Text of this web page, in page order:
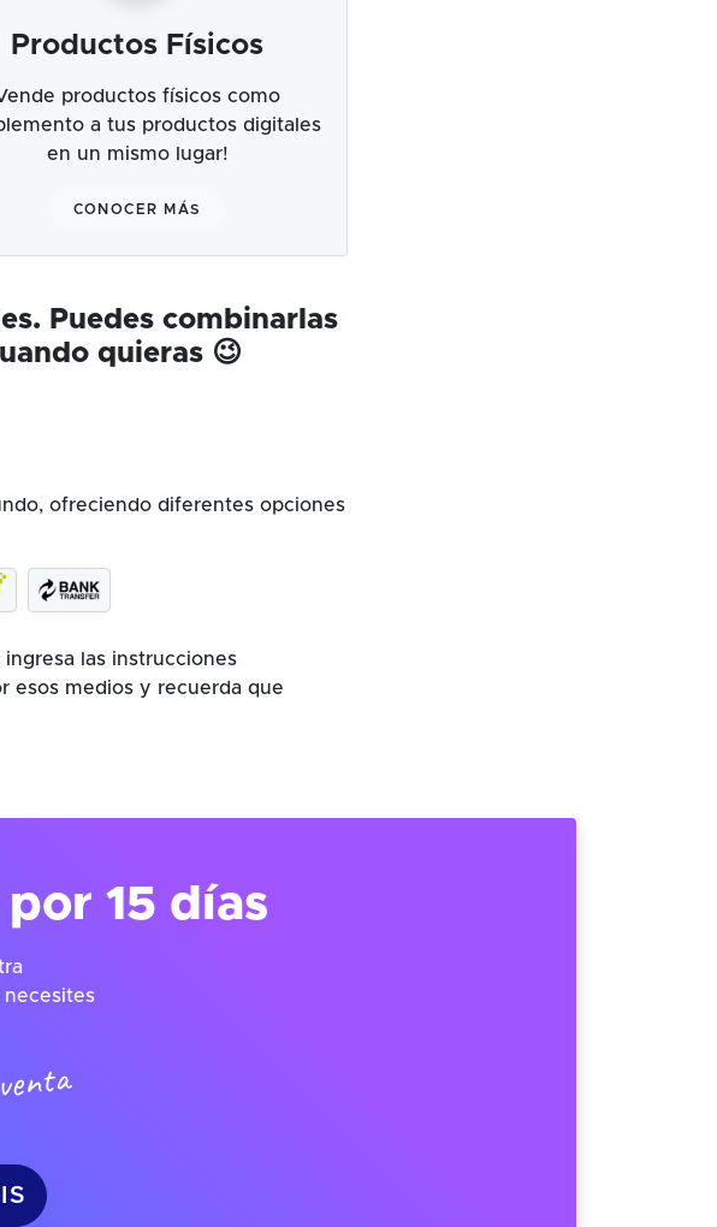
Productos Físicos
productos físicos como
a tus productos digitales
en un mismo lugar!
CONOCER MÁS
Puedes combinarlas
quieras 😉
ofreciendo diferentes opciones
las instrucciones
esos medios y recuerda que
15 días
necesites